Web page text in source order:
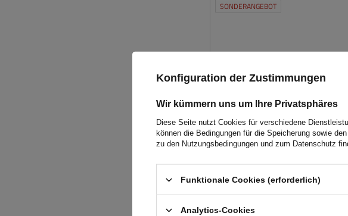
SONDERANGEBOT
VORÜBERGEHEND NICHT VERFÜGBAR
Konfiguration der Zustimmungen
Wir kümmern uns um Ihre Privatsphäres
Diese Seite nutzt Cookies für verschiedene
können die Bedingungen für die Speicherung sowie
zu den Nutzungsbedingungen und zum Datenschutz
Funktionale Cookies (erforderlich)
Analytics-Cookies